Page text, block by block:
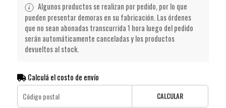
Algunos productos se realizan por pedido, por lo que
pueden presentar demoras en su fabricación. Las órdenes
que no sean abonadas transcurrida 1 hora luego del pedido
serán automáticamente canceladas y los productos
devueltos al stock.
Calculá el costo de envío
CALCULAR